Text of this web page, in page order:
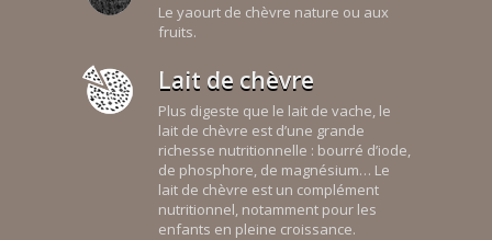
Le yaourt de chèvre nature ou aux
fruits.
Lait de chèvre
Plus digeste que le lait de vache, le
lait de chèvre est d’une grande
richesse nutritionnelle : bourré d’iode,
de phosphore, de magnésium… Le
lait de chèvre est un complément
nutritionnel, notamment pour les
enfants en pleine croissance.